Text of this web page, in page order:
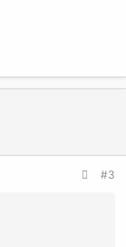
#3